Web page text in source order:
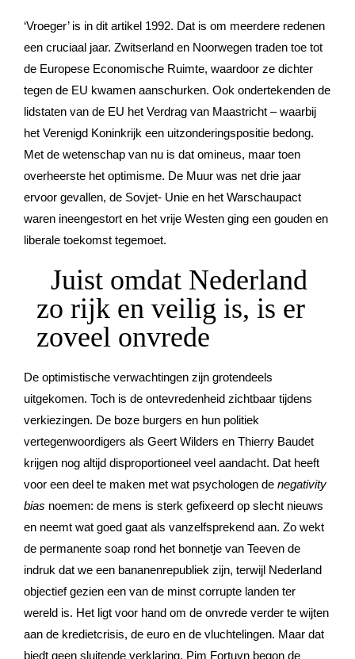
‘Vroeger’ is in dit artikel 1992. Dat is om meerdere redenen
een cruciaal jaar. Zwitserland en Noorwegen traden toe tot
de Europese Economische Ruimte, waardoor ze dichter
tegen de EU kwamen aanschurken. Ook ondertekenden de
lidstaten van de EU het Verdrag van Maastricht – waarbij
het Verenigd Koninkrijk een uitzonderingspositie bedong.
Met de wetenschap van nu is dat omineus, maar toen
overheerste het optimisme. De Muur was net drie jaar
ervoor gevallen, de Sovjet- Unie en het Warschaupact
waren ineengestort en het vrije Westen ging een gouden en
liberale toekomst tegemoet.
Juist omdat Nederland
zo rijk en veilig is, is er
zoveel onvrede
De optimistische verwachtingen zijn grotendeels
uitgekomen. Toch is de ontevredenheid zichtbaar tijdens
verkiezingen. De boze burgers en hun politiek
vertegenwoordigers als Geert Wilders en Thierry Baudet
krijgen nog altijd disproportioneel veel aandacht. Dat heeft
voor een deel te maken met wat psychologen de negativity
bias noemen: de mens is sterk gefixeerd op slecht nieuws
en neemt wat goed gaat als vanzelfsprekend aan. Zo wekt
de permanente soap rond het bonnetje van Teeven de
indruk dat we een bananenrepubliek zijn, terwijl Nederland
objectief gezien een van de minst corrupte landen ter
wereld is. Het ligt voor hand om de onvrede verder te wijten
aan de kredietcrisis, de euro en de vluchtelingen. Maar dat
biedt geen sluitende verklaring. Pim Fortuyn begon de